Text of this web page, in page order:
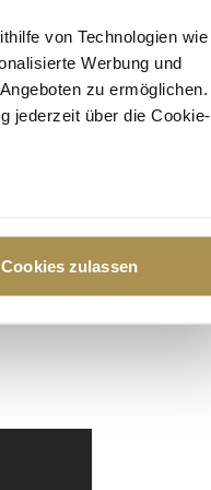
von Technologien wie
Werbung und
zu ermöglichen.
jederzeit über die Cookie-
Präferenzen im
Cookies zulassen